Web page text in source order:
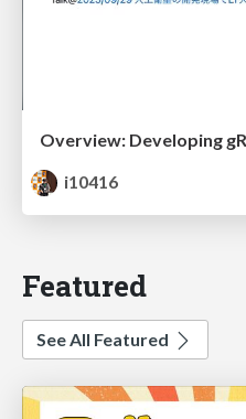
Overview: Developing
i10416
Featured
See All Featured